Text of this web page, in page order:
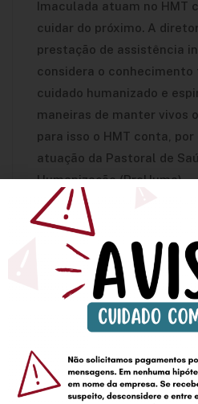
Imaculada atuam no HMT
cuidar do próximo. A
prestação de assistência
considera o
cuidado humanizado e
maneiras de manter vivos
para isso o HMT conta, por
atuação da Pastoral de
Humanização (ProHuma),
A Diretora Geral, Ir. Neusa
muitos os objetivos para
sempre alinhados com o
Madre Teresa. “ Viver o
fundadora é
Pequenas Missionárias de
confiado há 75 anos